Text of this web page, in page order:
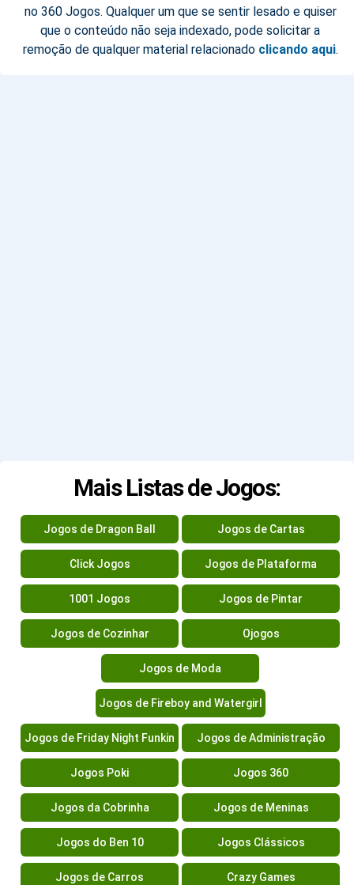
no 360 Jogos. Qualquer um que se sentir lesado e quiser
que o conteúdo não seja indexado, pode solicitar a
remoção de qualquer material relacionado clicando aqui.
Mais Listas de Jogos:
Jogos de Dragon Ball Jogos de Cartas
Click Jogos Jogos de Plataforma
1001 Jogos Jogos de Pintar
Jogos de Cozinhar Ojogos
Jogos de Moda
Jogos de Fireboy and Watergirl
Jogos de Friday Night Funkin Jogos de Administração
Jogos Poki Jogos 360
Jogos da Cobrinha Jogos de Meninas
Jogos do Ben 10 Jogos Clássicos
Jogos de Carros Crazy Games